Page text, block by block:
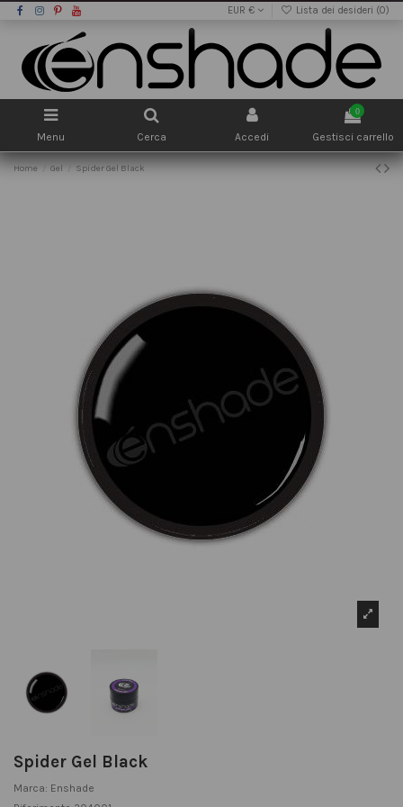
EUR € Lista dei desideri (0)
Menu Cerca Accedi
0
Gestisci carrello
Home Gel Spider Gel Black
Spider Gel Black
Marca: Enshade